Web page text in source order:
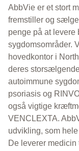
AbbVie er et stort
fremstiller og
penge på at
sygdomsområder.
hovedkontor i
deres
autoimmune
psoriasis og
også vigtige
VENCLEXTA.
udvikling, som
De leverer medicin